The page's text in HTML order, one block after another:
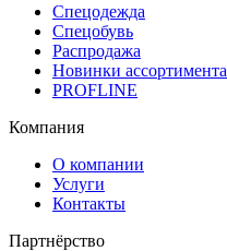
Спецодежда
Спецобувь
Распродажа
Новинки ассортимента
PROFLINE
Компания
О компании
Услуги
Контакты
Партнёрство